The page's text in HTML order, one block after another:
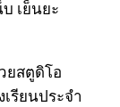
เย็นยะ
ยสตูดิโอ
เรียนประจำ